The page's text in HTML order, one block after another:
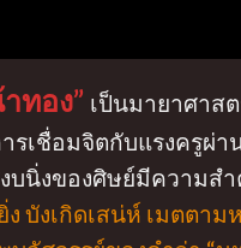
ทอง” เป็นมายาศาส
รเชื่อมจิตกับแรงครูผ่
นิ่งของศิษย์มีความส
บังเกิดเสน่ห์ เมตตา